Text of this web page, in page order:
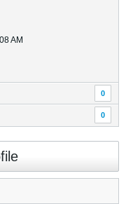
AM
0
0